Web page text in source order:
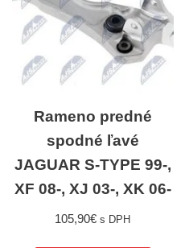
Rameno predné
spodné ľavé
JAGUAR S-TYPE 99-,
XF 08-, XJ 03-, XK 06-
105,90€ s DPH